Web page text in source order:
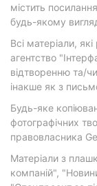
містить
будь-якому
Всі матеріали,
агентство
відтворенню та/
інакше як з
Будь-яке
фотографічних
правовласника
Матеріали з
компаній",